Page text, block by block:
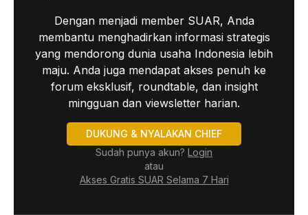
Dengan menjadi member SUAR, Anda
membantu menghadirkan informasi strategis
yang mendorong dunia usaha Indonesia lebih
maju. Anda juga mendapat akses penuh ke
forum eksklusif, roundtable, dan insight
mingguan dan viewsletter harian.
DUKUNG & NYALAKAN CHIEF
Sudah punya akun? Login
atau
Akses Gratis SUAR Selama 7 Hari